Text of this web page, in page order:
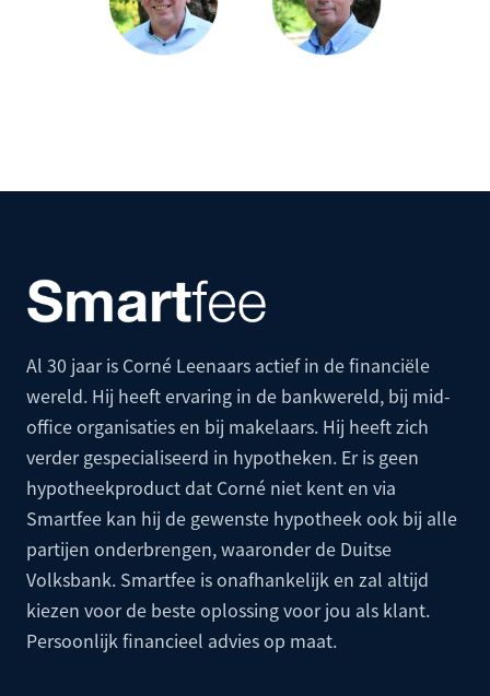
Al 30 jaar is Corné Leenaars actief in de financiële
wereld. Hij heeft ervaring in de bankwereld, bij mid-
office organisaties en bij makelaars. Hij heeft zich
verder gespecialiseerd in hypotheken. Er is geen
hypotheekproduct dat Corné niet kent en via
Smartfee kan hij de gewenste hypotheek ook bij alle
partijen onderbrengen, waaronder de Duitse
Volksbank. Smartfee is onafhankelijk en zal altijd
kiezen voor de beste oplossing voor jou als klant.
Persoonlijk financieel advies op maat.